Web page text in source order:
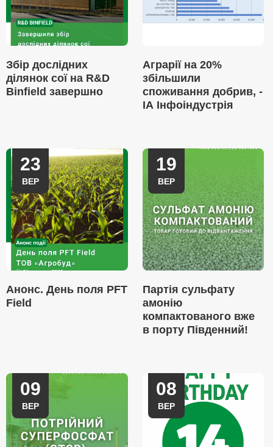
Збір дослідних
ділянок сої на R&D
Binfield завершно
Аграрії на 20%
збільшили
споживання добрив, -
ІА Інфоіндустрія
23
ВЕР
Анонс. День поля PFT
Field
19
ВЕР
Партія сульфату
амонію
компактованого вже
в порту Південний!
09
ВЕР
08
ВЕР